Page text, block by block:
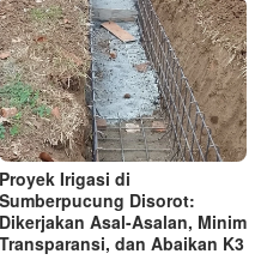
Proyek Irigasi di
Sumberpucung Disorot:
Dikerjakan Asal-Asalan, Minim
Transparansi, dan Abaikan K3